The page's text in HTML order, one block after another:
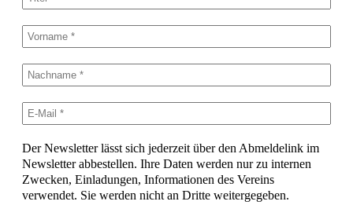
Der Newsletter lässt sich jederzeit über den Abmeldelink im
Newsletter abbestellen. Ihre Daten werden nur zu internen
Zwecken, Einladungen, Informationen des Vereins
verwendet. Sie werden nicht an Dritte weitergegeben.